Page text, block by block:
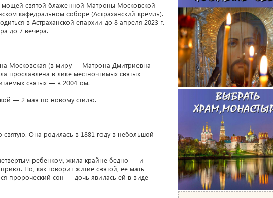
мощей святой блаженной Матроны Московской
кафедральном соборе (Астраханский кремль).
в Астраханской епархии до 8 апреля 2023 г.
до 7 вечера.
Московская (в миру — Матрона Дмитриевна
прославлена в лике местночтимых святых
святых — в 2004-ом.
— 2 мая по новому стилю.
Она родилась в 1881 году в небольшой
ребенком, жила крайне бедно — и
Но, как говорит житие святой, ее мать
пророческий сон — дочь явилась ей в виде